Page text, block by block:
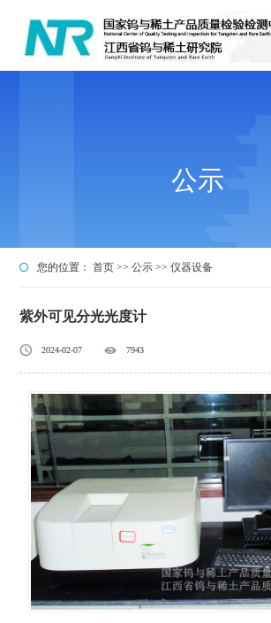
公示
您的位置： 首页>>公示>>仪器设备
紫外可见分光光度计
2024-02-07 7943